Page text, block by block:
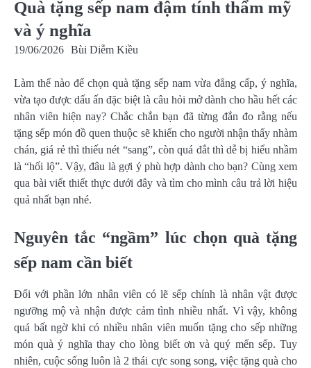
Quà tặng sếp nam đậm tính thẩm mỹ
và ý nghĩa
19/06/2026 Bùi Diễm Kiều
Làm thế nào để chọn quà tặng sếp nam vừa đẳng cấp, ý nghĩa,
vừa tạo được dấu ấn đặc biệt là câu hỏi mở dành cho hầu hết các
nhân viên hiện nay? Chắc chắn bạn đã từng đắn đo rằng nếu
tặng sếp món đồ quen thuộc sẽ khiến cho người nhận thấy nhàm
chán, giá rẻ thì thiếu nét “sang”, còn quá đắt thì dễ bị hiểu nhầm
là “hối lộ”. Vậy, đâu là gợi ý phù hợp dành cho bạn? Cùng xem
qua bài viết thiết thực dưới đây và tìm cho mình câu trả lời hiệu
quả nhất bạn nhé.
Nguyên tắc “ngầm” lúc chọn quà tặng
sếp nam cần biết
Đối với phần lớn nhân viên có lẽ sếp chính là nhân vật được
ngưỡng mộ và nhận được cảm tình nhiều nhất. Vì vậy, không
quá bất ngờ khi có nhiều nhân viên muốn tặng cho sếp những
món quà ý nghĩa thay cho lòng biết ơn và quý mến sếp. Tuy
nhiên, cuộc sống luôn là 2 thái cực song song, việc tặng quà cho